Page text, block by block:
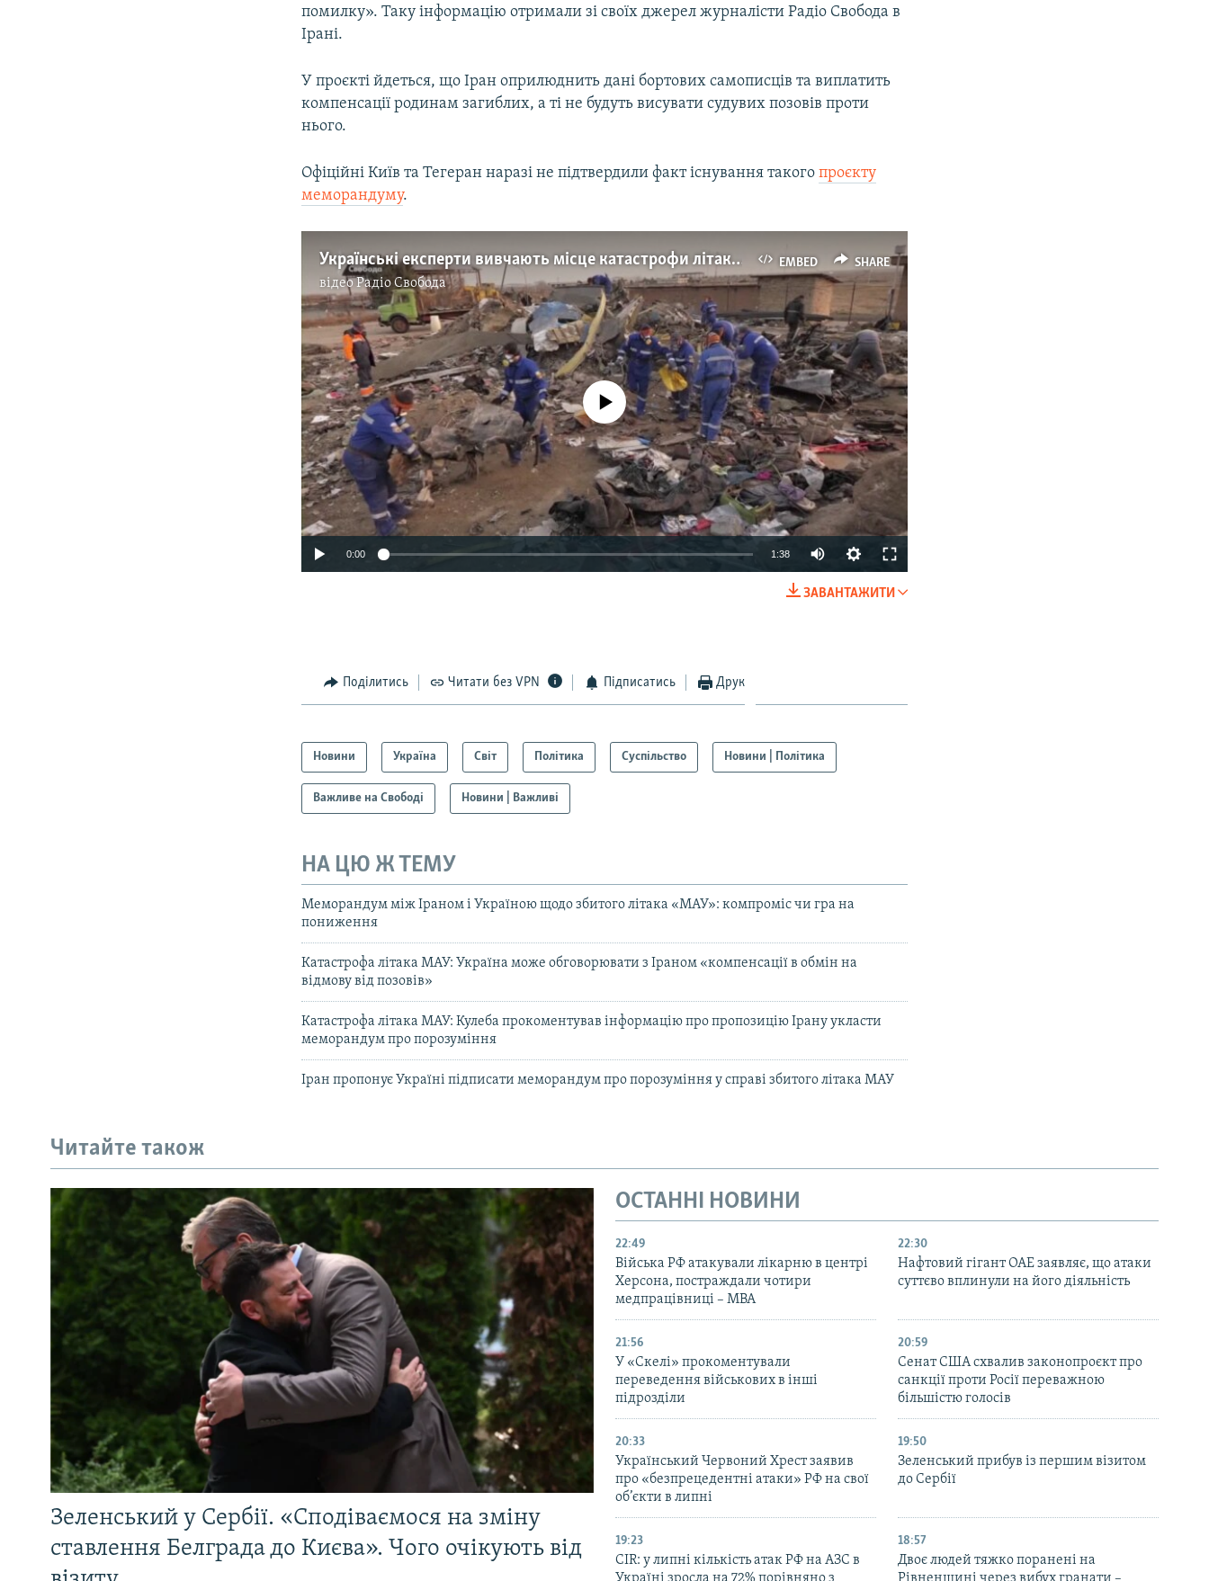
помилку». Таку інформацію отримали зі своїх джерел журналісти Радіо Свобода в
Ірані.
У проєкті йдеться, що Іран оприлюднить дані бортових самописців та виплатить
компенсації родинам загиблих, а ті не будуть висувати судувих позовів проти
нього.
Офіційні Київ та Тегеран наразі не підтвердили факт існування такогопроєкту
меморандуму.
EMBED SHARE
Українські експерти вивчають місце катастрофи літака МАУ в Ірані – відео
відеоРадіо Свобода
Auto 270p 360p 404p
810p
No media source currently available
0:00 1:38
ЗАВАНТАЖИТИ
Поділитись Читати без VPN Підписатись Друк
Новини Україна Світ Політика Суспільство Новини | Політика
Важливе на Свободі Новини | Важливі
НА ЦЮ Ж ТЕМУ
Меморандум між Іраном і Україною щодо збитого літака «МАУ»: компроміс чи гра на
пониження
Катастрофа літака МАУ: Україна може обговорювати з Іраном «компенсації в обмін на
відмову від позовів»
Катастрофа літака МАУ: Кулеба прокоментував інформацію про пропозицію Ірану укласти
меморандум про порозуміння
Іран пропонує Україні підписати меморандум про порозуміння у справі збитого літака МАУ
Читайте також
Зеленський у Сербії. «Сподіваємося на зміну
ставлення Белграда до Києва». Чого очікують від
ОСТАННІ НОВИНИ
22:49
Війська РФ атакували лікарню в центрі
Херсона, постраждали чотири
медпрацівниці – МВА
22:30
Нафтовий гігант ОАЕ заявляє, що атаки
суттєво вплинули на його діяльність
21:56
У «Скелі» прокоментували
переведення військових в інші
підрозділи
20:59
Cенат США схвалив законопроєкт про
санкції проти Росії переважною
більшістю голосів
20:33
Український Червоний Хрест заявив
про «безпрецедентні атаки» РФ на свої
об’єкти в липні
19:50
Зеленський прибув із першим візитом
до Сербії
19:23
CIR: у липні кількість атак РФ на АЗС в
18:57
Двоє людей тяжко поранені на